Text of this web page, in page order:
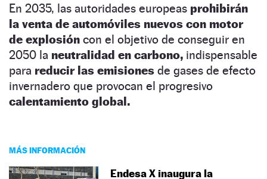
En 2035, las autoridades europeas prohibirán
la venta de automóviles nuevos con motor
de explosión con el objetivo de conseguir en
2050 la neutralidad en carbono, indispensable
para reducir las emisiones de gases de efecto
invernadero que provocan el progresivo
calentamiento global.
MÁS INFORMACIÓN
Endesa X inaugura la